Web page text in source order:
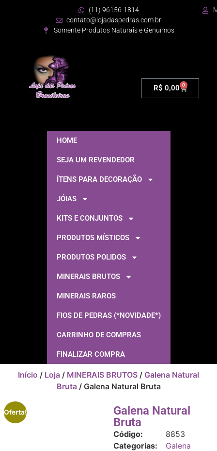
(11) 96156-1814
contato@lojadaspedras.com.br
Somente Produtos Naturais e Genuímos
R$ 0,00 0
HOME
SEJA UM REVENDEDOR
ÍTENS PARA DECORAÇÃO
JÓIAS
KITS E CONJUNTOS
PRODUTOS MÍSTICOS
PRODUTOS POLIDOS
MINERAIS BRUTOS
MINERAIS RAROS
FIOS DE PEDRAS (*NOVIDADE*)
CARRINHO DE COMPRAS
FINALIZAR COMPRA
Início / Loja / MINERAIS BRUTOS / Galena Natural
Bruta/ Galena Natural Bruta
Oferta!
Galena Natural
Bruta
Código:
8853
Categorias:
Galena